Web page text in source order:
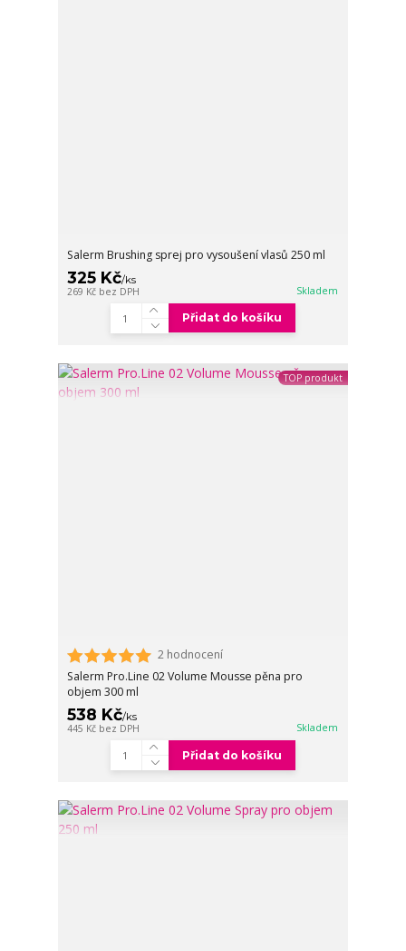
Salerm Brushing sprej pro vysoušení vlasů 250 ml
325 Kč/ks
269 Kč bez DPH Skladem
Přidat do košíku
TOP produkt
2 hodnocení
Salerm Pro.Line 02 Volume Mousse pěna pro
objem 300 ml
538 Kč/ks
445 Kč bez DPH Skladem
Přidat do košíku